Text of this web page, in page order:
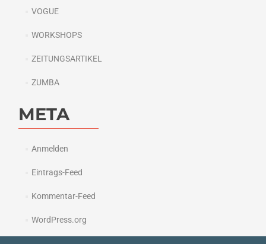
VOGUE
WORKSHOPS
ZEITUNGSARTIKEL
ZUMBA
META
Anmelden
Eintrags-Feed
Kommentar-Feed
WordPress.org